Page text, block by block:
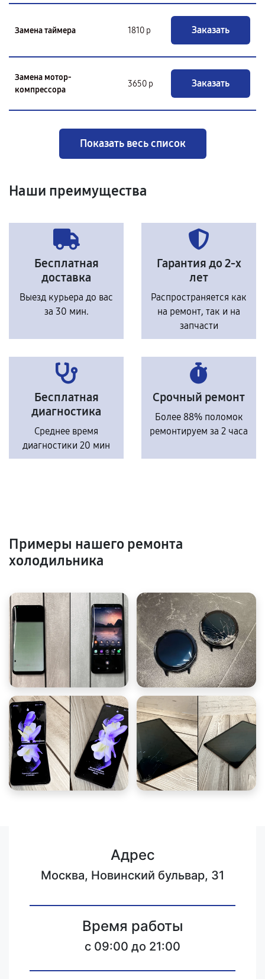
Замена таймера 1810 р Заказать
Замена мотор-
компрессора
3650 р Заказать
Показать весь список
Наши преимущества
Бесплатная
доставка
Выезд курьера до вас
за 30 мин.
Гарантия до 2-х
лет
Распространяется как
на ремонт, так и на
запчасти
Бесплатная
диагностика
Среднее время
диагностики 20 мин
Срочный ремонт
Более 88% поломок
ремонтируем за 2 часа
Примеры нашего ремонта
холодильника
Адрес
Москва, Новинский бульвар, 31
Время работы
c 09:00 до 21:00